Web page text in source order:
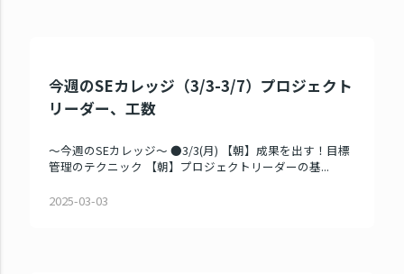
今週のSEカレッジ（3/3-3/7）プロジェクト
リーダー、工数
～今週のSEカレッジ～ ●3/3(月) 【朝】成果を出す！目標
管理のテクニック 【朝】プロジェクトリーダーの基...
2025-03-03